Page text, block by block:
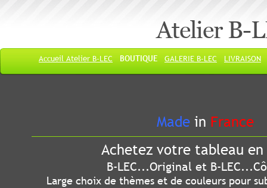
Atelier B-
Accueil Atelier B-LEC BOUTIQUE GALERIE B-LEC LIVRAISON
Made in France
Achetez votre tableau
B-LEC...Original et B-
Large choix de thèmes et de couleurs pour